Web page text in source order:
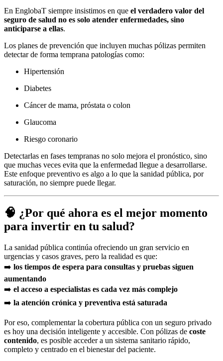
En EnglobaT siempre insistimos en que el verdadero valor del
seguro de salud no es solo atender enfermedades, sino
anticiparse a ellas.
Los planes de prevención que incluyen muchas pólizas permiten
detectar de forma temprana patologías como:
Hipertensión
Diabetes
Cáncer de mama, próstata o colon
Glaucoma
Riesgo coronario
Detectarlas en fases tempranas no solo mejora el pronóstico, sino
que muchas veces evita que la enfermedad llegue a desarrollarse.
Este enfoque preventivo es algo a lo que la sanidad pública, por
saturación, no siempre puede llegar.
🧠 ¿Por qué ahora es el mejor momento
para invertir en tu salud?
La sanidad pública continúa ofreciendo un gran servicio en
urgencias y casos graves, pero la realidad es que:
➡️ los tiempos de espera para consultas y pruebas siguen
aumentando
➡️ el acceso a especialistas es cada vez más complejo
➡️ la atención crónica y preventiva está saturada
Por eso, complementar la cobertura pública con un seguro privado
es hoy una decisión inteligente y accesible. Con pólizas de coste
contenido, es posible acceder a un sistema sanitario rápido,
completo y centrado en el bienestar del paciente.